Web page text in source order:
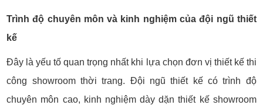
Trình độ chuyên môn và kinh nghiệm của đội ngũ thiết
kế
Đây là yếu tố quan trọng nhất khi lựa chọn đơn vị thiết kế thi
công showroom thời trang. Đội ngũ thiết kế có trình độ
chuyên môn cao, kinh nghiệm dày dặn thiết kế showroom